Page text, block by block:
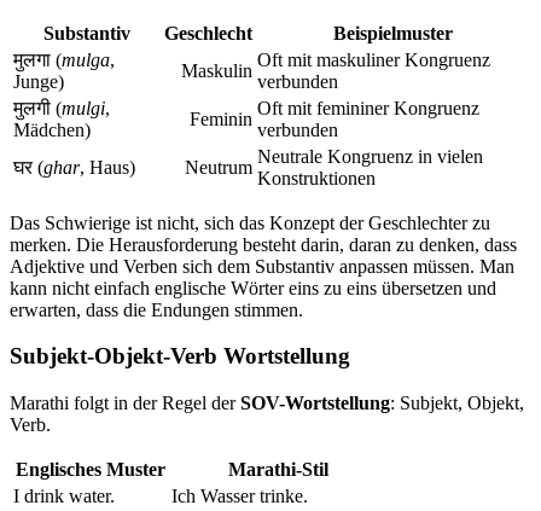
Substantiv Geschlecht
Beispielmuster
मुलगा (mulga,
Junge)
Maskulin
Oft mit maskuliner Kongruenz
verbunden
मुलगी (mulgi,
Mädchen)
Feminin
Oft mit femininer Kongruenz
verbunden
घर (ghar, Haus) Neutrum
Neutrale Kongruenz in vielen
Konstruktionen
Das Schwierige ist nicht, sich das Konzept der Geschlechter zu
merken. Die Herausforderung besteht darin, daran zu denken, dass
Adjektive und Verben sich dem Substantiv anpassen müssen. Man
kann nicht einfach englische Wörter eins zu eins übersetzen und
erwarten, dass die Endungen stimmen.
Subjekt-Objekt-Verb Wortstellung
Marathi folgt in der Regel derSOV-Wortstellung: Subjekt, Objekt,
Verb.
Englisches Muster
Marathi-Stil
I drink water.
Ich Wasser trinke.